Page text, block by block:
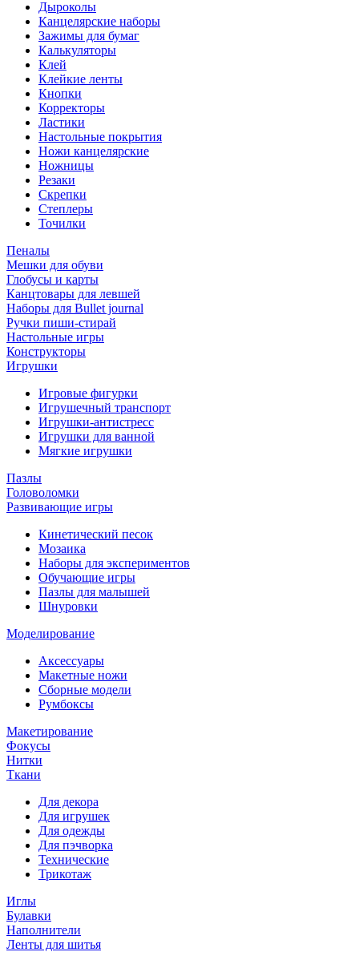
Дыроколы
Канцелярские наборы
Зажимы для бумаг
Калькуляторы
Клей
Клейкие ленты
Кнопки
Корректоры
Ластики
Настольные покрытия
Ножи канцелярские
Ножницы
Резаки
Скрепки
Степлеры
Точилки
Пеналы
Мешки для обуви
Глобусы и карты
Канцтовары для левшей
Наборы для Bullet journal
Ручки пиши-стирай
Настольные игры
Конструкторы
Игрушки
Игровые фигурки
Игрушечный транспорт
Игрушки-антистресс
Игрушки для ванной
Мягкие игрушки
Пазлы
Головоломки
Развивающие игры
Кинетический песок
Мозаика
Наборы для экспериментов
Обучающие игры
Пазлы для малышей
Шнуровки
Моделирование
Аксессуары
Макетные ножи
Сборные модели
Румбоксы
Макетирование
Фокусы
Нитки
Ткани
Для декора
Для игрушек
Для одежды
Для пэчворка
Технические
Трикотаж
Иглы
Булавки
Наполнители
Ленты для шитья